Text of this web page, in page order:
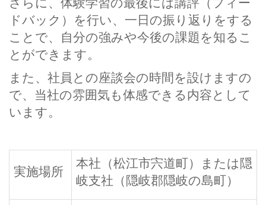
ドバック）を行い、一日の振り返りをする
ことで、自分の強みや今後の課題を知るこ
とができます。
また、社員との座談会の時間を設けますの
で、当社の雰囲気も体感できる内容として
います。
実施場所
本社（松江市宍道町）または隠
岐支社（隠岐郡隠岐の島町）